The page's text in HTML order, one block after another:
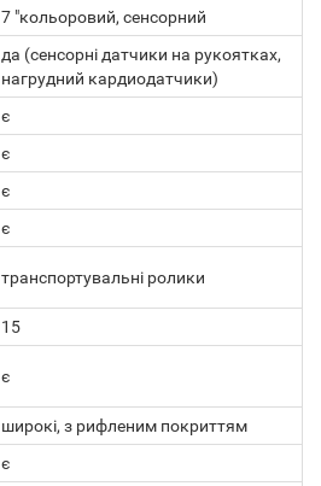
7 "кольоровий, сенсорний
да (сенсорні датчики на рукоятках,
нагрудний кардиодатчики)
є
є
є
є
транспортувальні ролики
15
є
широкі, з рифленим покриттям
є